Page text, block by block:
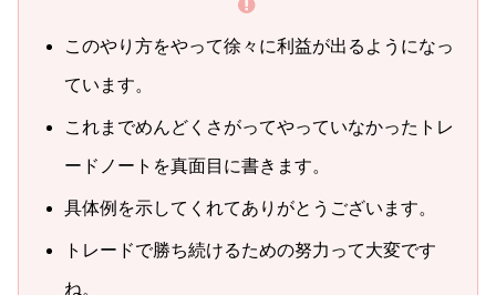
このやり方をやって徐々に利益が出るようになっ
ています。
これまでめんどくさがってやっていなかったトレ
ードノートを真面目に書きます。
具体例を示してくれてありがとうございます。
トレードで勝ち続けるための努力って大変です
ね。